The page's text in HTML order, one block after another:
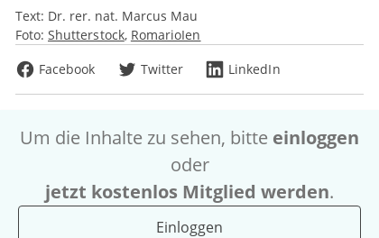
Text: Dr. rer. nat. Marcus Mau
Foto: Shutterstock RomarioIen
Facebook
Twitter LinkedIn
Um die Inhalte zu sehen, bitte einloggen
oder
jetzt kostenlos Mitglied werden.
Einloggen